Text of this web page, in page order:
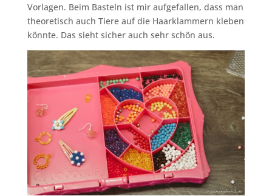
Vorlagen. Beim Basteln ist mir aufgefallen, dass man
theoretisch auch Tiere auf die Haarklammern kleben
könnte. Das sieht sicher auch sehr schön aus.